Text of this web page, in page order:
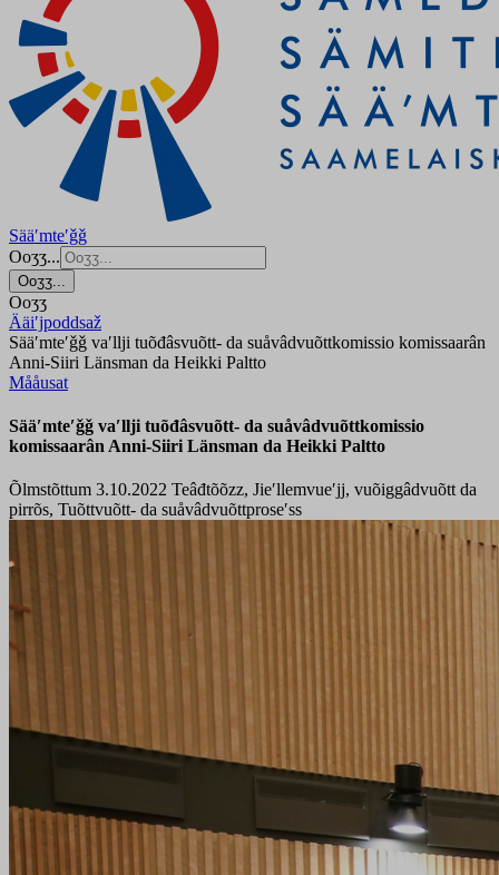
Sääʹmteʹǧǧ
Ooʒʒ...
Ooʒʒ...
Ooʒʒ
Ääiʹjpoddsaž
Sääʹmteʹǧǧ vaʹllji tuõđâsvuõtt- da suåvâdvuõttkomissio komissaarân
Anni-Siiri Länsman da Heikki Paltto
Mååusat
Sääʹmteʹǧǧ vaʹllji tuõđâsvuõtt- da suåvâdvuõttkomissio
komissaarân Anni-Siiri Länsman da Heikki Paltto
Õlmstõttum 3.10.2022 Teâđtõõzz, Jieʹllemvueʹjj, vuõiggâdvuõtt da
pirrõs, Tuõttvuõtt- da suåvâdvuõttproseʹss